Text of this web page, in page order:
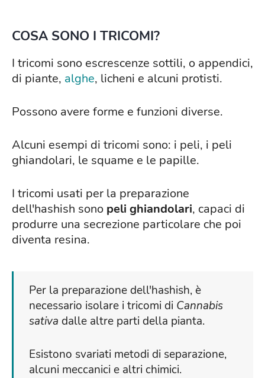
COSA SONO I TRICOMI?
I tricomi sono escrescenze sottili, o appendici,
di piante, alghe, licheni e alcuni protisti.
Possono avere forme e funzioni diverse.
Alcuni esempi di tricomi sono: i peli, i peli
ghiandolari, le squame e le papille.
I tricomi usati per la preparazione
dell'hashish sono peli ghiandolari, capaci di
produrre una secrezione particolare che poi
diventa resina.
Per la preparazione dell'hashish, è
necessario isolare i tricomi di Cannabis
sativa dalle altre parti della pianta.
Esistono svariati metodi di separazione,
alcuni meccanici e altri chimici.